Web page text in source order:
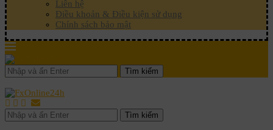
Liên hệ
Điều khoản & Điều kiện sử dụng
Chính sách bảo mật
Tìm kiếm
Tìm kiếm